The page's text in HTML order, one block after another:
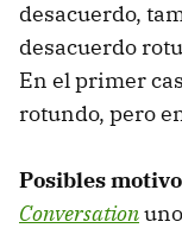
desacuerdo,
desacuerdo
En el primer
rotundo, pero
Posibles
Conversation